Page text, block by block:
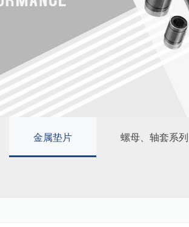
金属垫片 螺母、轴套系列